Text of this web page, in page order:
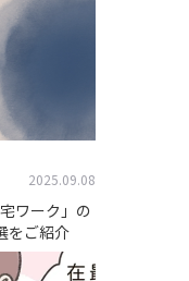
2025.09.08
ワーク」の
をご紹介